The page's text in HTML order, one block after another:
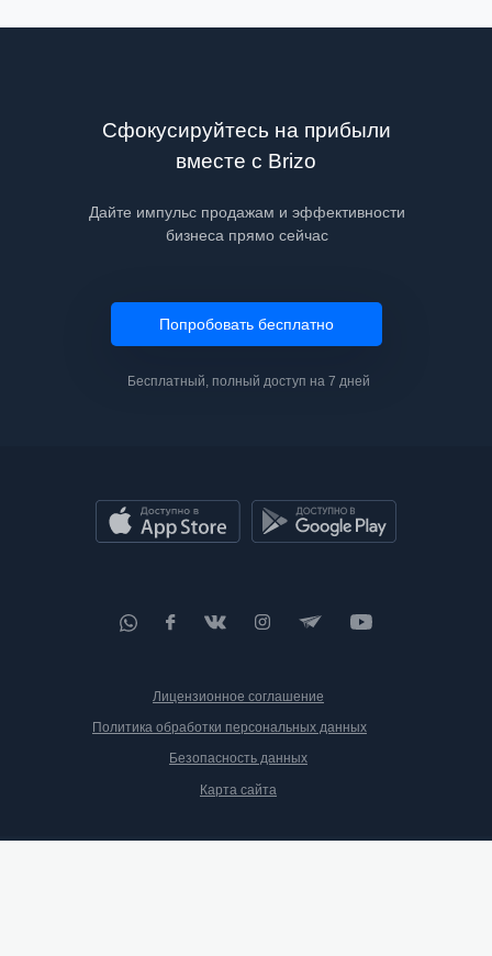
Лицензионное соглашение
Политика обработки персональных данных
Безопасность данных
Карта сайта
Сфокусируйтесь на прибыли
вместе с Brizo
Дайте импульс продажам и эффективности
бизнеса прямо сейчас
Попробовать бесплатно
Бесплатный, полный доступ на 7 дней